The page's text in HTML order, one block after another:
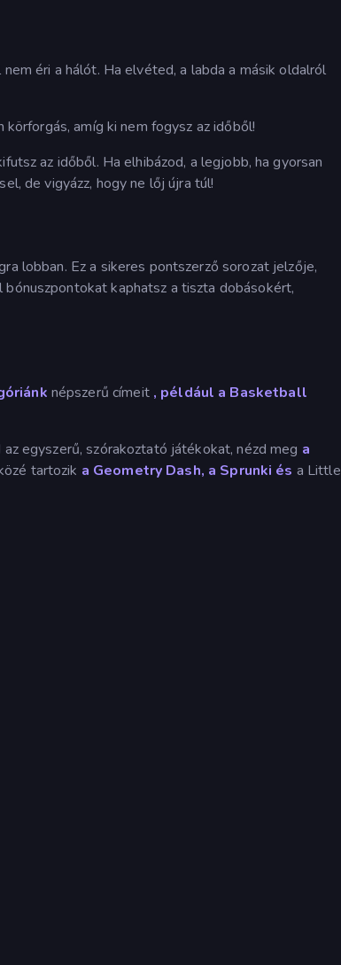
éri a hálót. Ha elvéted, a labda a másik oldalról
amíg ki nem fogysz az időből!
az időből. Ha elhibázod, a legjobb, ha gyorsan
de vigyázz, hogy ne lőj újra túl!
lobban. Ez a sikeres pontszerző sorozat jelzője,
kaphatsz a tiszta dobásokért,
népszerű címeit , például a Basketball
egyszerű, szórakoztató játékokat, nézd meg a
tartozik a Geometry Dash, a Sprunki és a Little